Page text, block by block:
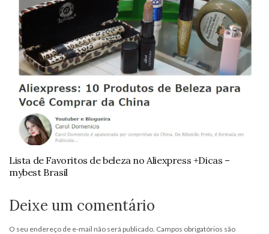
Lista de Favoritos de beleza no Aliexpress +Dicas –
mybest Brasil
Deixe um comentário
O seu endereço de e-mail não será publicado. Campos obrigatórios são